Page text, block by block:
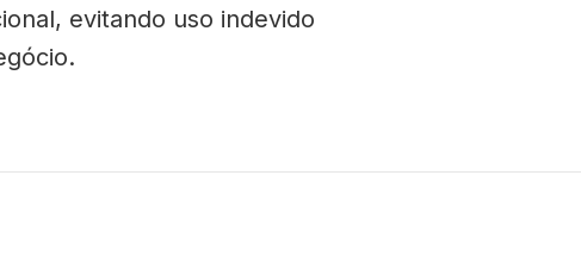
evitando uso indevido